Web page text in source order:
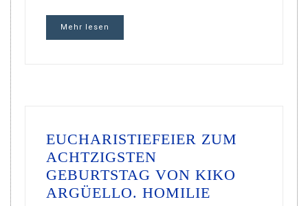
Mehr lesen
EUCHARISTIEFEIER ZUM
ACHTZIGSTEN
GEBURTSTAG VON KIKO
ARGÜELLO. HOMILIE